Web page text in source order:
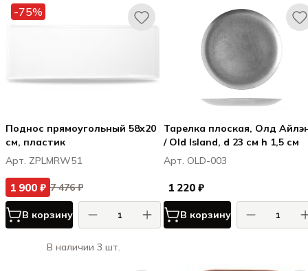
-75%
Поднос прямоугольный 58x20
см, пластик
Арт. ZPLMRW51
1 900 ₽ 7 476 ₽
В корзину
В наличии 3 шт.
Тарелка плоская, Олд
/ Old Island, d 23 см h 1,5 см
Арт. OLD-003
1 220 ₽
В корзину